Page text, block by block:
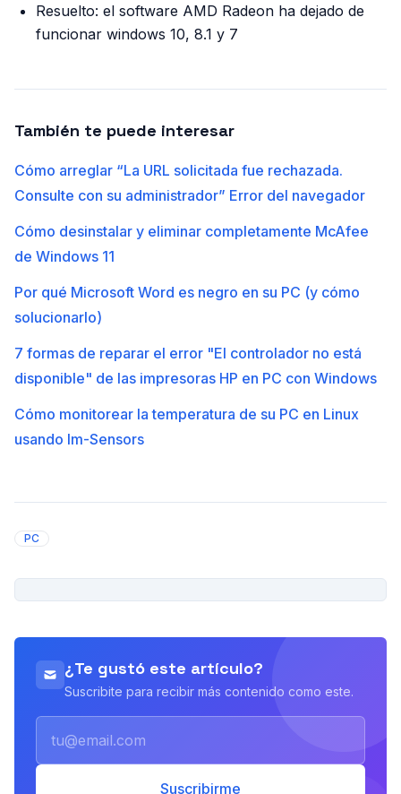
Resuelto: el software AMD Radeon ha dejado de
funcionar windows 10, 8.1 y 7
También te puede interesar
Cómo arreglar “La URL solicitada fue rechazada.
Consulte con su administrador” Error del navegador
Cómo desinstalar y eliminar completamente McAfee
de Windows 11
Por qué Microsoft Word es negro en su PC (y cómo
solucionarlo)
7 formas de reparar el error "El controlador no está
disponible" de las impresoras HP en PC con Windows
Cómo monitorear la temperatura de su PC en Linux
usando lm-Sensors
PC
¿Te gustó este artículo?
Suscribite para recibir más contenido como este.
Suscribirme